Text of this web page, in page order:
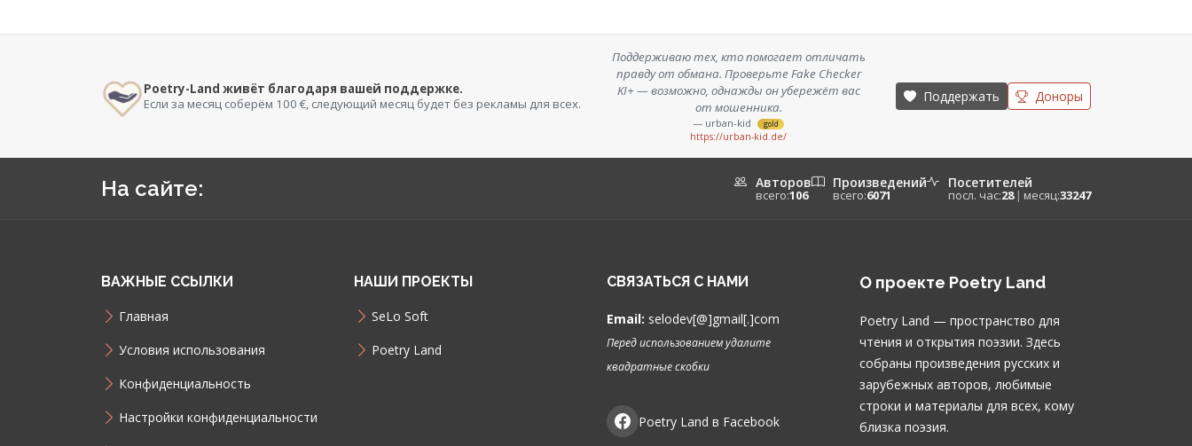
Poetry-Land живёт благодаря вашей поддержке.
Если за месяц соберём 100 €, следующий месяц будет без рекламы для всех.
Поддерживаю тех, кто помогает отличать
правду от обмана. Проверьте Fake Checker
KI+ — возможно, однажды он убережёт вас
от мошенника.
— urban-kid gold
https://urban-kid.de/
Поддержать Доноры
На сайте: Авторов
всего:106
Произведений
всего:6071
Посетителей
посл. час:28 | месяц:33247
ВАЖНЫЕ ССЫЛКИ
Главная
Условия использования
Конфиденциальность
Настройки конфиденциальности
НАШИ ПРОЕКТЫ
SeLo Soft
Poetry Land
СВЯЗАТЬСЯ С НАМИ
Email: selodev[@]gmail[.]com
Перед использованием удалите
квадратные скобки
Poetry Land в Facebook
О проекте Poetry Land
Poetry Land — пространство для
чтения и открытия поэзии. Здесь
собраны произведения русских и
зарубежных авторов, любимые
строки и материалы для всех, кому
близка поэзия.